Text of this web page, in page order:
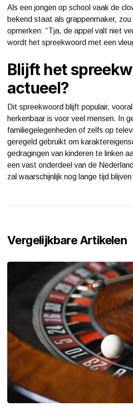
Als een jongen op school vaak de
bekend staat als grappenmaker, zou
opmerken: “Tja, de appel valt niet
wordt het spreekwoord met een
Blijft het
actueel?
Dit spreekwoord blijft populair,
herkenbaar is voor veel mensen. In
familiegelegenheden of zelfs op
geregeld gebruikt om
gedragingen van kinderen te linken
een vast onderdeel van de
zal waarschijnlijk nog lange tijd
Vergelijkbare Artikelen